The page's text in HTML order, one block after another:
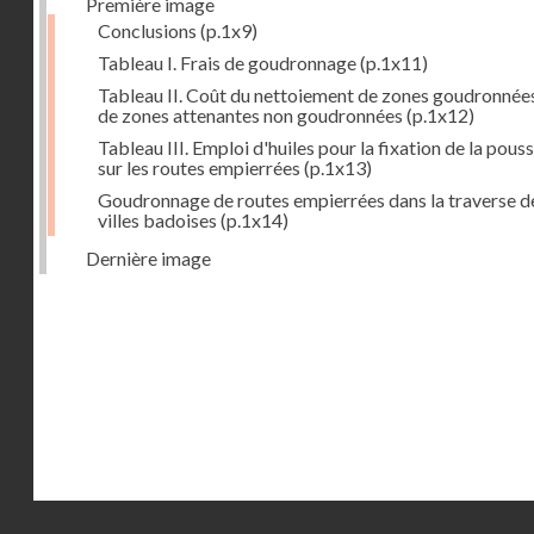
Conclusions (p.1x9)
Tableau I. Frais de goudronnage(p.1x11)
Tableau II. Coût du nettoiement de zones
de zones attenantes non goudronnées (p.1x12)
Tableau III. Emploi d'huiles pour la fixation de la
sur les routes empierrées (p.1x13)
Goudronnage de routes empierrées dans la traverse
villes badoises (p.1x14)
Dernière image